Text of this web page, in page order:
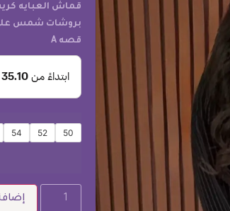
قماش العبايه
بروشات شمس على
قصه A
50
52
54